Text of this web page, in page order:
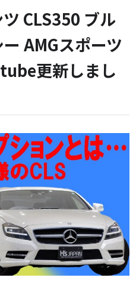
ツ CLS350 ブル
AMGスポーツ
更新しまし